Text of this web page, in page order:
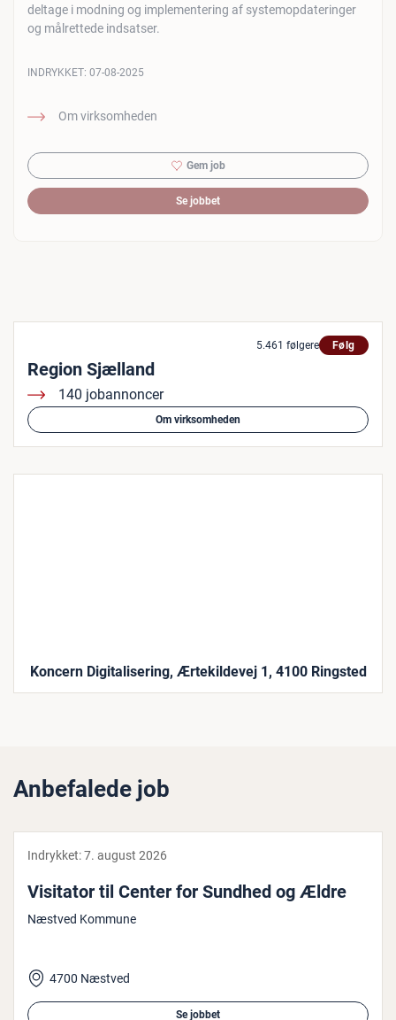
deltage i modning og implementering af systemopdateringer
og målrettede indsatser.
Om virksomheden
INDRYKKET: 07-08-2025
Gem job
Se jobbet
5.461 følgere Følg
Region Sjælland
140 jobannoncer
Om virksomheden
Koncern Digitalisering, Ærtekildevej 1, 4100 Ringsted
Anbefalede job
Indrykket:7. august 2026
Visitator til Center for Sundhed og Ældre
Næstved Kommune
4700 Næstved
Se jobbet